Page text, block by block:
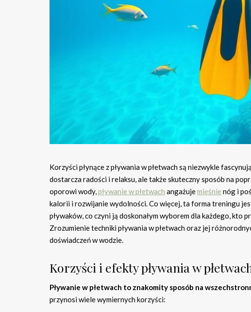
Korzyści płynące z pływania w płetwach są niezwykle
dostarcza radości i relaksu, ale także skuteczny sposób na
oporowi wody,pływanie w płetwach angażujemięśnie nóg i
kalorii i rozwijanie wydolności. Co więcej, ta forma treningu
pływaków, co czyni ją doskonałym wyborem dla każdego,
Zrozumienie techniki pływania w płetwach oraz jej
doświadczeń w wodzie.
Korzyści i efekty pływania w
Pływanie w płetwach to znakomity sposób na
przynosi wiele wymiernych korzyści: